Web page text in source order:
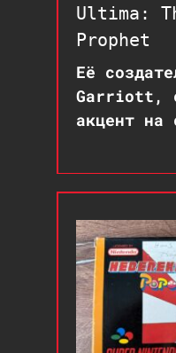
Ultima:
Prophet
Её
Garriott,
акцент на